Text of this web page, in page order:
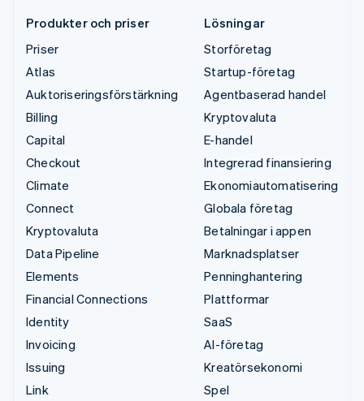
Produkter och priser
Priser
Atlas
Auktoriseringsförstärkning
Billing
Capital
Checkout
Climate
Connect
Kryptovaluta
Data Pipeline
Elements
Financial Connections
Identity
Invoicing
Issuing
Link
Lösningar
Storföretag
Startup-företag
Agentbaserad handel
Kryptovaluta
E-handel
Integrerad finansiering
Ekonomiautomatisering
Globala företag
Betalningar i appen
Marknadsplatser
Penninghantering
Plattformar
SaaS
AI-företag
Kreatörsekonomi
Spel